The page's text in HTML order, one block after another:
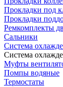
Прокладки под
Прокладки
Ремкомплекты
Сальники
Система
Система
Муфты
Помпы водяные
Термостаты